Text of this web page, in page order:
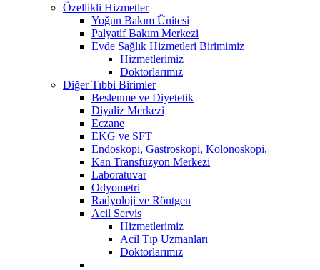
Özellikli Hizmetler
Yoğun Bakım Ünitesi
Palyatif Bakım Merkezi
Evde Sağlık Hizmetleri Birimimiz
Hizmetlerimiz
Doktorlarımız
Diğer Tıbbi Birimler
Beslenme ve Diyetetik
Diyaliz Merkezi
Eczane
EKG ve SFT
Endoskopi, Gastroskopi, Kolonoskopi,
Kan Transfüzyon Merkezi
Laboratuvar
Odyometri
Radyoloji ve Röntgen
Acil Servis
Hizmetlerimiz
Acil Tıp Uzmanları
Doktorlarımız